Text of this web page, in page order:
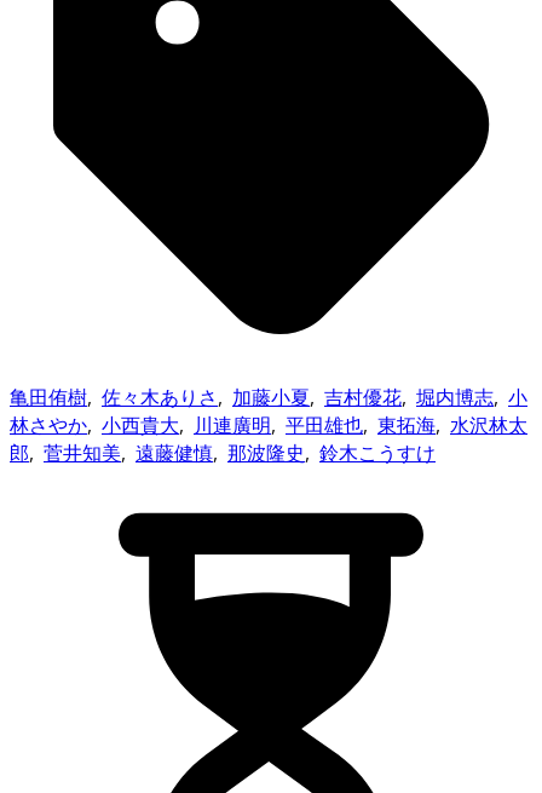
亀田侑樹, 佐々木ありさ, 加藤小夏, 吉村優花, 堀内博志, 小
林さやか, 小西貴大, 川連廣明, 平田雄也, 東拓海, 水沢林太
郎, 菅井知美, 遠藤健慎, 那波隆史, 鈴木こうすけ